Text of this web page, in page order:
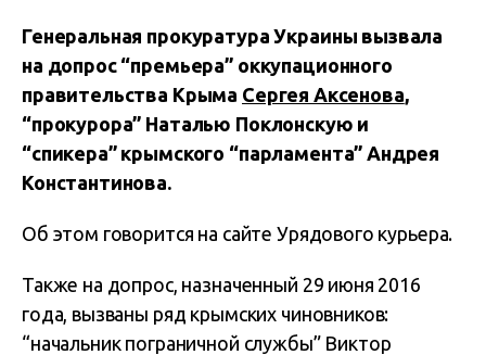
Генеральная прокуратура Украины вызвала
на допрос “премьера” оккупационного
правительства Крыма Сергея Аксенова,
“прокурора” Наталью Поклонскую и
“спикера” крымского “парламента” Андрея
Константинова.
Об этом говорится на сайте Урядового курьера.
Также на допрос, назначенный 29 июня 2016
года, вызваны ряд крымских чиновников:
“начальник пограничной службы” Виктор